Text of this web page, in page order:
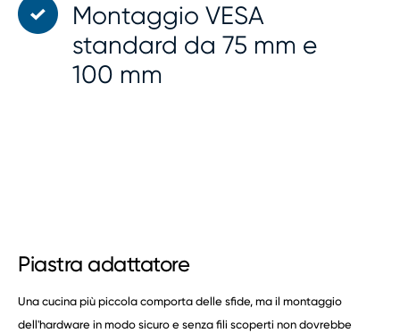
Montaggio VESA
standard da 75 mm e
100 mm
Piastra adattatore
Una cucina più piccola comporta delle sfide, ma il montaggio
dell'hardware in modo sicuro e senza fili scoperti non dovrebbe